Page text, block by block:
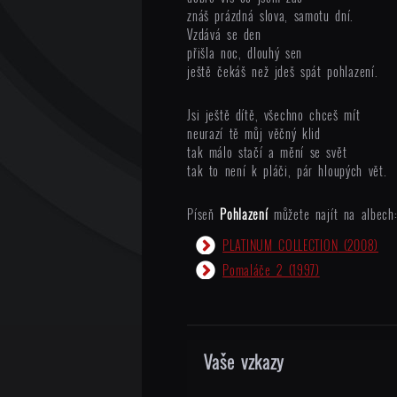
znáš prázdná slova, samotu dní.
Vzdává se den
přišla noc, dlouhý sen
ještě čekáš než jdeš spát pohlazení.
Jsi ještě dítě, všechno chceš mít
neurazí tě můj věčný klid
tak málo stačí a mění se svět
tak to není k pláči, pár hloupých vět.
Píseň Pohlazenímůžete najít na albech:
PLATINUM COLLECTION (2008)
Pomaláče 2 (1997)
Vaše vzkazy